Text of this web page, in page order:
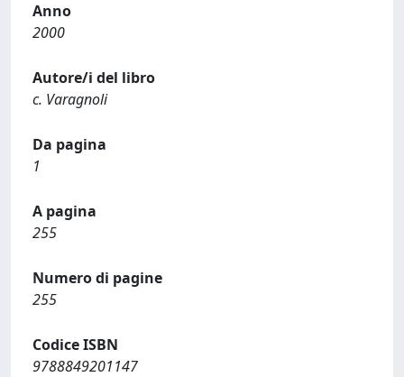
Anno
2000
Autore/i del libro
c. Varagnoli
Da pagina
1
A pagina
255
Numero di pagine
255
Codice ISBN
9788849201147